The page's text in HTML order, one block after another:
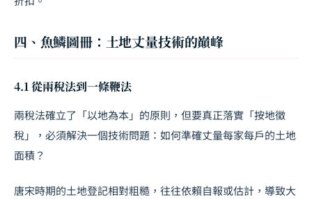
四、魚鱗圖冊：土地丈量技術的巔峰
4.1 從兩稅法到一條鞭法
兩稅法確立了「以地為本」的原則，但要真正落實「按地徵
稅」，必須解決一個技術問題：如何準確丈量每家每戶的土地
面積？
唐宋時期的土地登記相對粗糙，往往依賴自報或估計，導致大